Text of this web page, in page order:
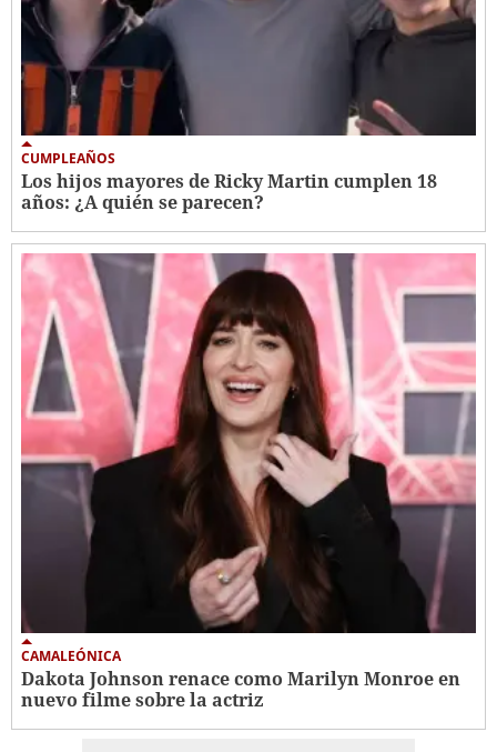
CUMPLEAÑOS
Los hijos mayores de Ricky Martin cumplen 18
años: ¿A quién se parecen?
CAMALEÓNICA
Dakota Johnson renace como Marilyn Monroe en
nuevo filme sobre la actriz